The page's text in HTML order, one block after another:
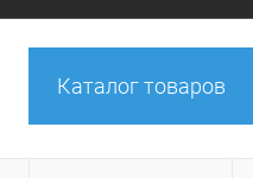
Каталог товаров